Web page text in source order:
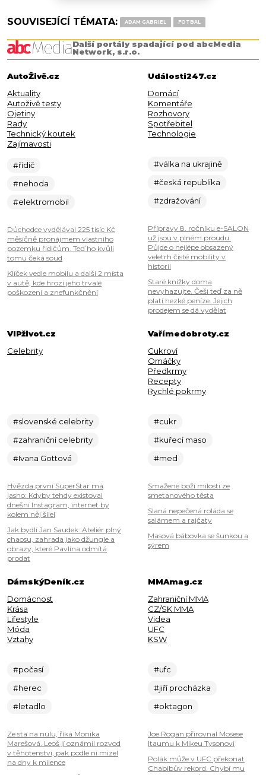
SOUVISEJÍCÍ TÉMATA: ADAM GABRIEL FOTBAL
Další portály spadající pod abcMedia
Network, s.r.o.
AutoŽivě.cz
Aktuality
Autoživě testy
Ojetiny
Rady
Technický koutek
Zajímavosti
#řidič
#nehoda
#elektromobil
Důchodce vydělával 225 tisíc Kč
měsíčně pronájmem vlastního
pozemku řidičům. Teď ho kvůli
tomu čeká soud
Klíček vedle mobilu a další 2 místa
v autě, kde hrozí jeho trvalé
poškození a znefunkčnění
Události247.cz
Domácí
Komentáře
Rozhovory
Spotřebitel
Technologie
#válka na ukrajině
#česká republika
#zdražování
Přípravy 8. ročníku e-SALON
už jsou v plném proudu.
Půjde o nejlépe obsazený
veletrh čisté mobility v
historii
Staré knížky doma
nevyhazujte. Češi teď za ně
platí hezké peníze. Jejich
prodejem se dá vydělat
VIPživot.cz
Celebrity
#slovenské celebrity
#zahraniční celebrity
#Ivana Gottová
Hvězda první SuperStar má
jasno: Kdyby tehdy existoval
dnešní Instagram, internet by
kolem něj šílel
Jak bydlí Jan Saudek: Ateliér plný
chaosu, zahrada jako džungle a
obrazy, které Pavlína odmítá
prodat
Vařímedobroty.cz
Cukroví
Omáčky
Předkrmy
Recepty
Rychlé pokrmy
#cukr
#kuřecí maso
#med
Smažené boží milosti ze
smetanového těsta
Slaná nepečená roláda se
salámem a rajčaty
Masová bábovka se šunkou a
sýrem
DámskýDeník.cz
Domácnost
Krása
Lifestyle
Móda
Vztahy
#počasí
#herec
#letadlo
Ze sta na nulu, říká Monika
Marešová. Leoš jí oznámil rozvod
v těhotenství, pak podle ní mizel
na dny k milence
MMAmag.cz
Zahraniční MMA
CZ/SK MMA
Videa
UFC
KSW
#ufc
#jiří procházka
#oktagon
Joe Rogan přirovnal Mosese
Itaumu k Mikeu Tysonovi
Polák může v UFC překonat
Chabibův rekord. Chybí mu